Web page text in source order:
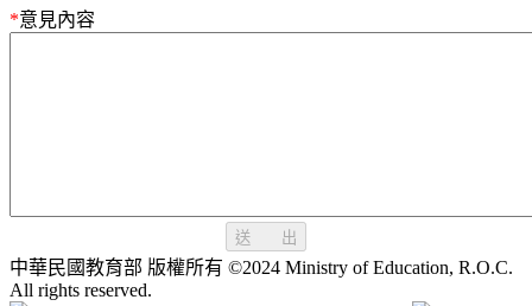
*意見內容
送 出
中華民國教育部 版權所有 ©2024 Ministry of Education, R.O.C.
All rights reserved.